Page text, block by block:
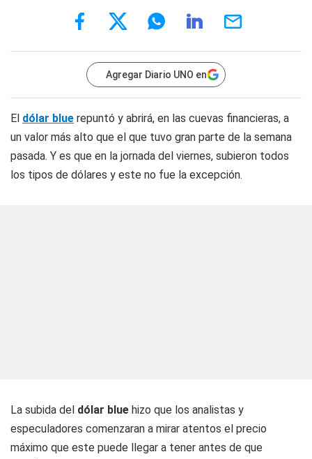
Agregar Diario UNO en
El dólar blue repuntó y abrirá, en las cuevas financieras, a
un valor más alto que el que tuvo gran parte de la semana
pasada. Y es que en la jornada del viernes, subieron todos
los tipos de dólares y este no fue la excepción.
La subida del dólar blue hizo que los analistas y
especuladores comenzaran a mirar atentos el precio
máximo que este puede llegar a tener antes de que